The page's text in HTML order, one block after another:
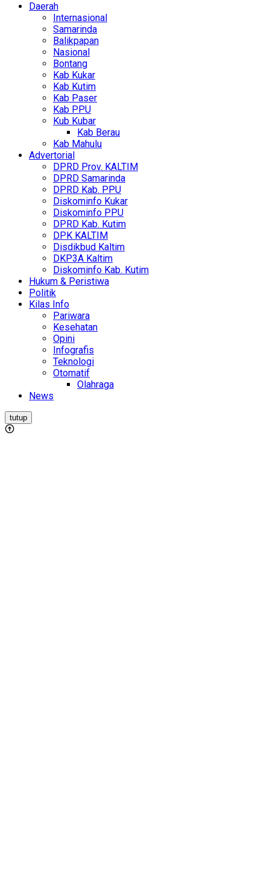
Daerah
Internasional
Samarinda
Balikpapan
Nasional
Bontang
Kab Kukar
Kab Kutim
Kab Paser
Kab PPU
Kub Kubar
Kab Berau
Kab Mahulu
Advertorial
DPRD Prov. KALTIM
DPRD Samarinda
DPRD Kab. PPU
Diskominfo Kukar
Diskominfo PPU
DPRD Kab. Kutim
DPK KALTIM
Disdikbud Kaltim
DKP3A Kaltim
Diskominfo Kab. Kutim
Hukum & Peristiwa
Politik
Kilas Info
Pariwara
Kesehatan
Opini
Infografis
Teknologi
Otomatif
Olahraga
News
tutup